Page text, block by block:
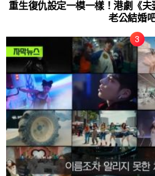
重生復仇設定一模一樣！港劇《
老公結婚吧